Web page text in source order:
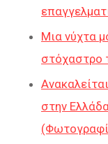
Μια νύχτα
στόχαστρο
στην